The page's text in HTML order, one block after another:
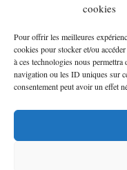
cookies
Pour offrir les meilleures
cookies pour stocker et/ou
à ces technologies nous
navigation ou les ID uniques sur
consentement peut avoir un effet
Témoignages
Marc
J'aimerai savoir si y
et j'aimerais acquérir
Consultez les